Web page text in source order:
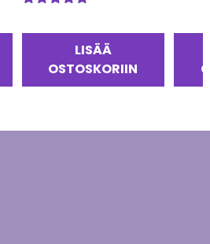
LISÄÄ
OSTOSKORIIN